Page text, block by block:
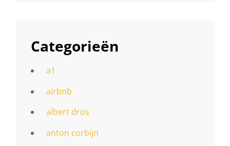
Categorieën
a1
airbnb
albert dros
anton corbijn